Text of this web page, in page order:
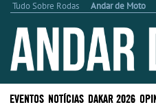
Tudo Sobre Rodas Andar de Moto
EVENTOS NOTÍCIAS DAKAR 2026